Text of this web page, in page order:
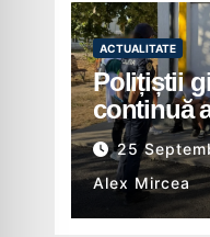
ACTUALITATE
Polițiștii
continuă
25
Alex Mircea